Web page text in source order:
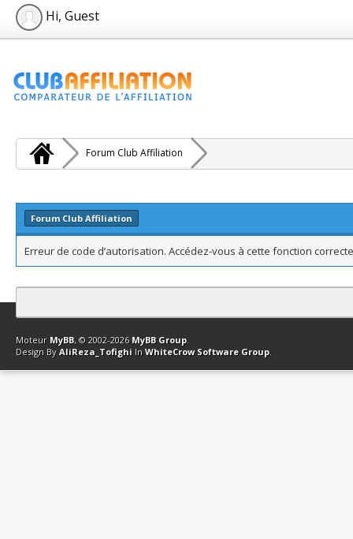
Hi, Guest
Forum Club Affiliation
Forum Club Affiliation
Erreur de code d’autorisation. Accédez-vous à cette fonction
Contact Club Affiliation Retourner en haut Version bas-débit
Moteur MyBB, © 2002-2026 MyBB Group.
Design By AliReza_Tofighi In WhiteCrow Software Group.